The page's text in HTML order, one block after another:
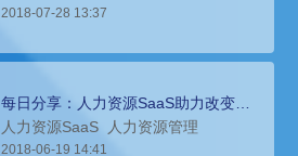
2018-07-28 13:37
每日分享：人力资源SaaS助力改变，
让HR实现更大价值
人力资源SaaS 人力资源管理
2018-06-19 14:41